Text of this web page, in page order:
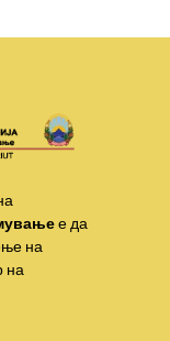
е да
на
на